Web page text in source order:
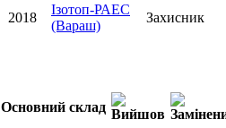
2018
Ізотоп-РАЕС
(Вараш)
Захисник
Основний склад